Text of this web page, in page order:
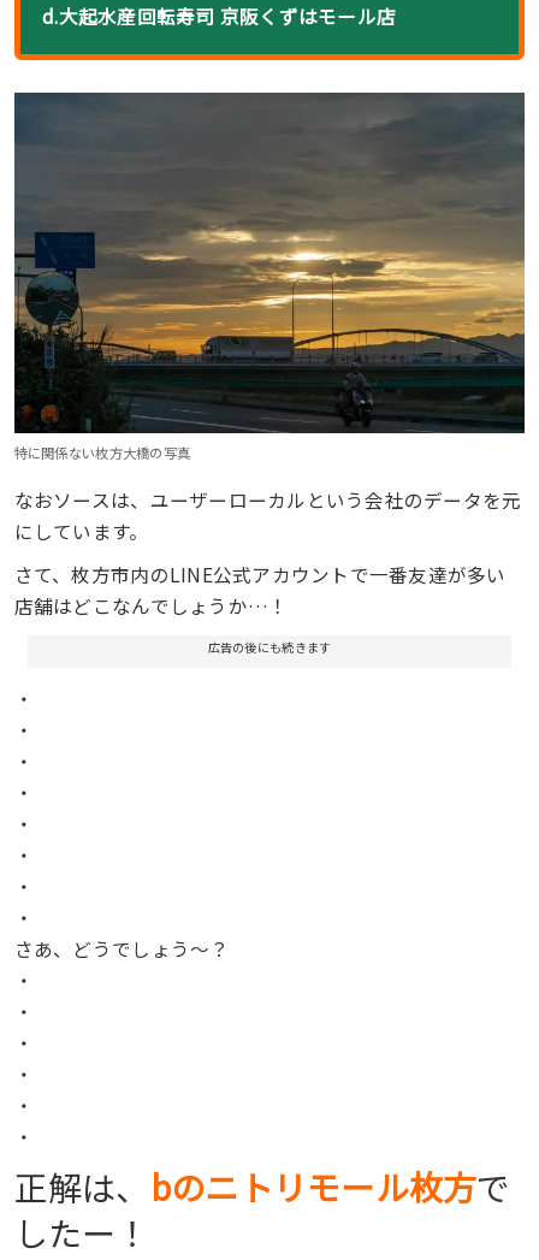
d.大起水産回転寿司 京阪くずはモール店
特に関係ない枚方大橋の写真
なおソースは、ユーザーローカルという会社のデータを元
にしています。
さて、枚方市内のLINE公式アカウントで一番友達が多い
店舗はどこなんでしょうか…！
広告の後にも続きます
・
・
・
・
・
・
・
・
さあ、どうでしょう〜？
・
・
・
・
・
・
正解は、 bのニトリモール枚方で
したー！